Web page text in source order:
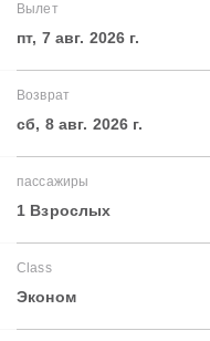
Вылет
пт, 7 авг. 2026 г.
Возврат
сб, 8 авг. 2026 г.
пассажиры
1 Взрослых
Class
Эконом